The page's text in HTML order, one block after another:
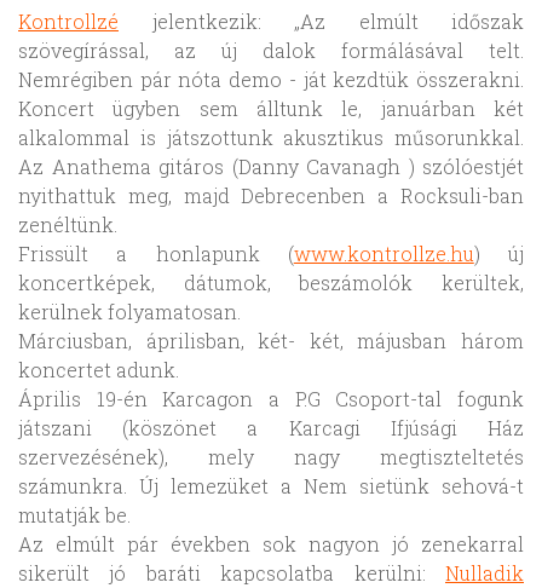
Kontrollzé jelentkezik: „Az elmúlt időszak
szövegírással, az új dalok formálásával telt.
Nemrégiben pár nóta demo - ját kezdtük összerakni.
Koncert ügyben sem álltunk le, januárban két
alkalommal is játszottunk akusztikus műsorunkkal.
Az Anathema gitáros (Danny Cavanagh ) szólóestjét
nyithattuk meg, majd Debrecenben a Rocksuli-ban
zenéltünk.
Frissült a honlapunk (www.kontrollze.hu) új
koncertképek, dátumok, beszámolók kerültek,
kerülnek folyamatosan.
Márciusban, áprilisban, két- két, májusban három
koncertet adunk.
Április 19-én Karcagon a P.G Csoport-tal fogunk
játszani (köszönet a Karcagi Ifjúsági Ház
szervezésének), mely nagy megtiszteltetés
számunkra. Új lemezüket a Nem sietünk sehová-t
mutatják be.
Az elmúlt pár években sok nagyon jó zenekarral
sikerült jó baráti kapcsolatba kerülni: Nulladik